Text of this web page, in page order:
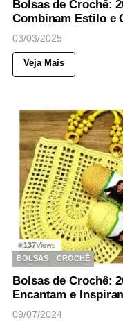
Bolsas de Crochê:
Combinam Estilo e
03/03/2025
Veja Mais
◉137Views
BOLSAS
CROCHÊ
Bolsas de Crochê:
Encantam e
09/07/2024